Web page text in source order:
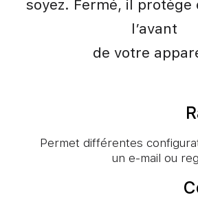
soyez. Fermé, il protège
l’avant
de votre
Permet différentes
un e-mail ou